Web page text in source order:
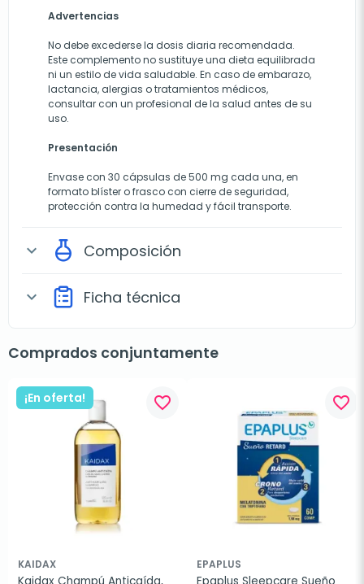
Advertencias
No debe excederse la dosis diaria recomendada.
Este complemento no sustituye una dieta equilibrada
ni un estilo de vida saludable. En caso de embarazo,
lactancia, alergias o tratamientos médicos,
consultar con un profesional de la salud antes de su
uso.
Presentación
Envase con 30 cápsulas de 500 mg cada una, en
formato blíster o frasco con cierre de seguridad,
protección contra la humedad y fácil transporte.
expand_more Composición
expand_more Ficha técnica
Comprados conjuntamente
¡En oferta! favorite_border
KAIDAX
favorite_border
EPAPLUS